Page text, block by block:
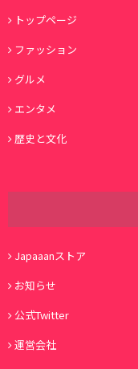
トップページ
ファッション
グルメ
エンタメ
歴史と文化
Japaaanストア
お知らせ
公式Twitter
運営会社